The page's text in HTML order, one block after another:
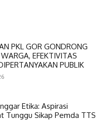
PKL GOR GONDRONG
EFEKTIVITAS
PUBLIK
Etika: Aspirasi
Tunggu Sikap Pemda TTS